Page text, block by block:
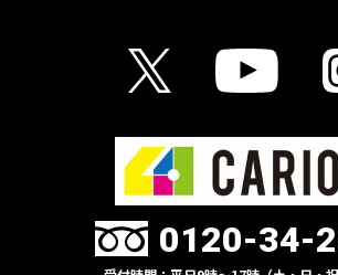
0120-34-